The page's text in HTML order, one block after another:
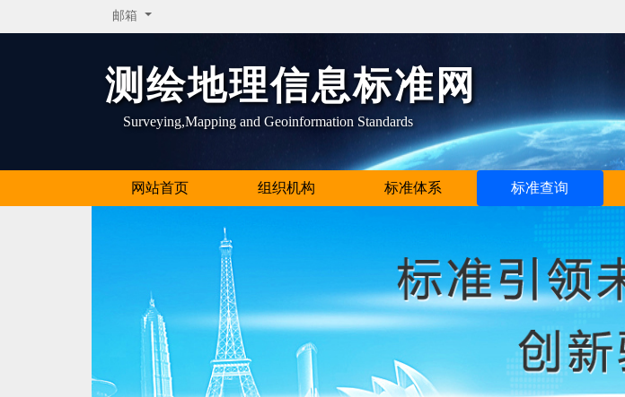
邮箱
测绘地理信息标准网
Surveying,Mapping and Geoinformation Standards
网站首页 组织机构 标准体系 标准查询